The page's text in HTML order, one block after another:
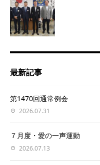
最新記事
第1470回通常例会
2026.07.31
７月度・愛の一声運動
2026.07.13